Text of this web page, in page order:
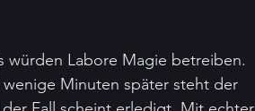
würden Labore Magie betreiben.
Minuten später steht der